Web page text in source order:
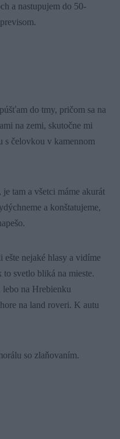
a nastupujem do 50-
do tmy, pričom sa na
na zemi, skutočne mi
s čelovkou v kamennom
tam a všetci máme akurát
a konštatujeme,
nejaké hlasy a vidíme
svetlo bliká na mieste.
na Hrebienku
na land roveri. K autu
so zlaňovaním.